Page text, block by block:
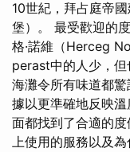
10世紀，拜占庭帝
堡）。 最受歡迎的
格·諾維（Herceg
perast中的人少，
海灘令所有味道都
據以更準確地反映溫
面都找到了合適的
上使用的服務以及為